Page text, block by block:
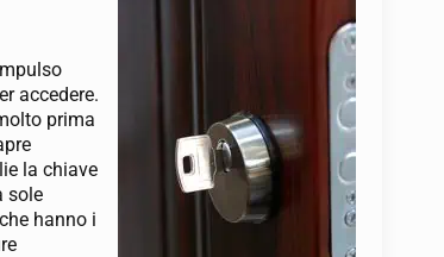
accedere.
prima
la chiave
sole
hanno i